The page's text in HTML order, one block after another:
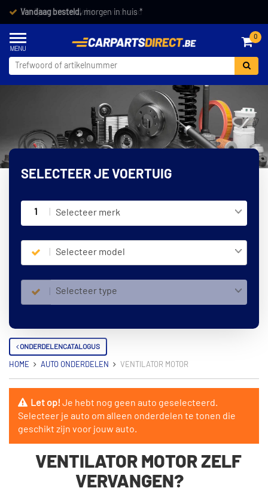
Vandaag besteld,morgen in huis *
0
SELECTEER JE VOERTUIG
1 Selecteer merk
Selecteer model
Selecteer type
ONDERDELENCATALOGUS
HOME AUTO ONDERDELEN VENTILATOR MOTOR
Let op!Je hebt nog geen auto geselecteerd.
Selecteer je auto om alleen onderdelen te tonen die
geschikt zijn voor jouw auto.
VENTILATOR MOTOR ZELF
VERVANGEN?